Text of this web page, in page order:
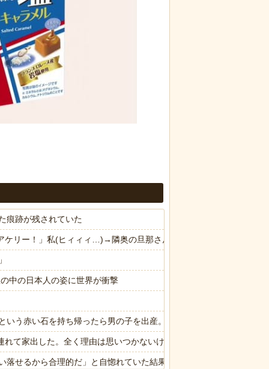
痕跡が残されていた
ケリー！」私(ヒィィィ…)→隣奥の旦那さんに相談したら逃げられ
中の日本人の姿に世界が衝撃
いう赤い石を持ち帰ったら男の子を出産。しばらくしてお礼も兼ね
て家出した。全く理由は思いつかないけど強いてあげるとすれば
落せるから合理的だ」と自惚れていた結果……